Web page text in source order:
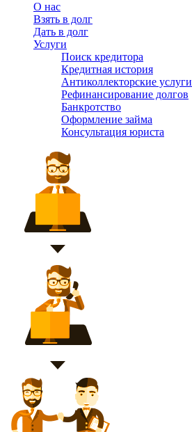
О нас
Взять в долг
Дать в долг
Услуги
Поиск кредитора
Кредитная история
Антиколлекторские услуги
Рефинансирование долгов
Банкротство
Оформление займа
Консультация юриста